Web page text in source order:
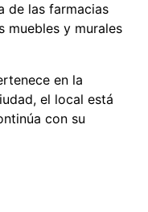
de las farmacias
muebles y murales
en la
el local está
con su